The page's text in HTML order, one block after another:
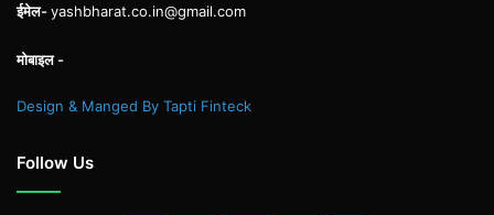
ईमेल-yashbharat.co.in@gmail.com
मोबाइल -
Design & Manged By Tapti Finteck
Follow Us